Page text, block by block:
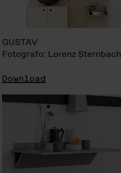
GUSTAV
Fotografo: Lorenz Sternbach
Download